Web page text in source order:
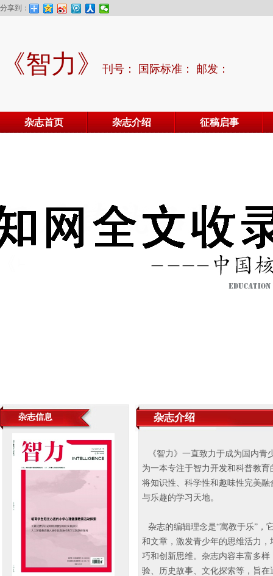
分享到：
《智力》 刊号： 国际标准： 邮发：
杂志首页 杂志介绍 征稿启事
杂志信息 杂志介绍
《智力》一直致力于成为国内
为一本专注于智力开发和科普教
将知识性、科学性和趣味性完美
与乐趣的学习天地。
杂志的编辑理念是“寓教于乐”，
和文章，激发青少年的思维活力
巧和创新思维。杂志内容丰富多
验、历史故事、文化探索等，旨